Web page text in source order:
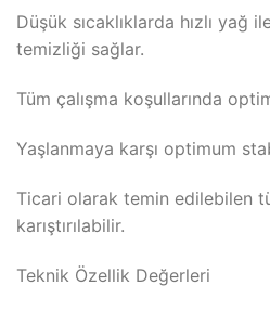
Düşük sıcaklıklarda hızlı yağ
temizliği sağlar.
Tüm çalışma koşullarında
Yaşlanmaya karşı optimum
Ticari olarak temin edilebilen
karıştırılabilir.
Teknik Özellik Değerleri